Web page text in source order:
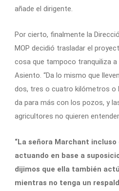
añade el dirigente.
Por cierto, finalmente la
MOP decidió trasladar el
cosa que tampoco tranquiliza a
Asiento. “Da lo mismo que
dos, tres o cuatro kilómetros o
da para más con los pozos, y
agricultores no quieren
“La señora Marchant
actuando en base a
dijimos que ella también
mientras no tenga un